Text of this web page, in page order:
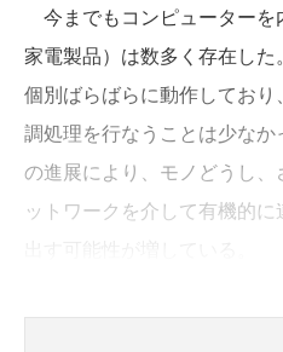
今までもコンピューターを
家電製品）は数多く存在し
個別ばらばらに動作してお
調処理を行なうことは少な
の進展により、モノどうし
ットワークを介して有機的